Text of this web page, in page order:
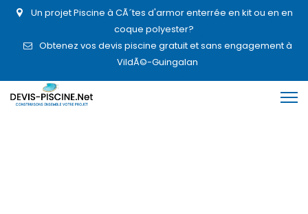
Un projet Piscine à CÃ´tes d'armor enterrée en kit ou en en
coque polyester?
Obtenez vos devis piscine gratuit et sans engagement à
VildÃ©-Guingalan